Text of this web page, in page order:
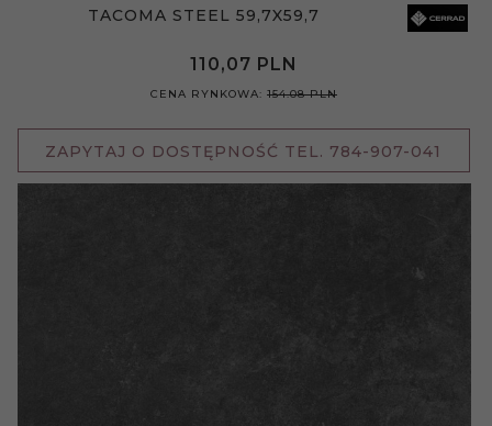
TACOMA STEEL 59,7X59,7
110,07 PLN
CENA RYNKOWA: 154.08 PLN
ZAPYTAJ O DOSTĘPNOŚĆ TEL. 784-907-041